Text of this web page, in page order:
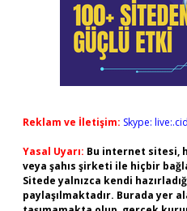
Reklam ve İletişim: Skype:
Yasal Uyarı: Bu internet sitesi,
veya şahıs şirketi ile hiçbir
Sitede yalnızca kendi
paylaşılmaktadır. Burada yer